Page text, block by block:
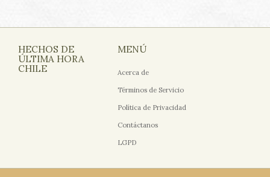
HECHOS DE
ÚLTIMA HORA
CHILE
MENÚ
Acerca de
Términos de Servicio
Política de Privacidad
Contáctanos
LGPD